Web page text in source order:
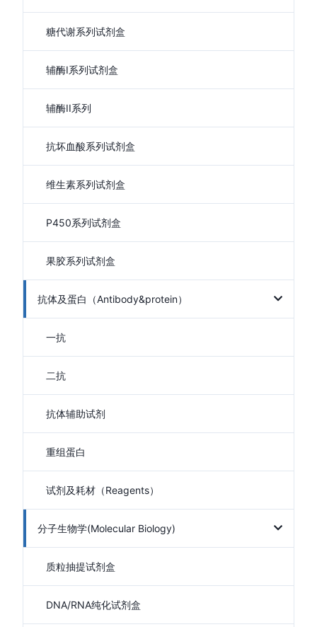
糖代谢系列试剂盒
辅酶I系列试剂盒
辅酶II系列
抗坏血酸系列试剂盒
维生素系列试剂盒
P450系列试剂盒
果胶系列试剂盒
抗体及蛋白（Antibody&protein）
一抗
二抗
抗体辅助试剂
重组蛋白
试剂及耗材（Reagents）
分子生物学(Molecular Biology)
质粒抽提试剂盒
DNA/RNA纯化试剂盒